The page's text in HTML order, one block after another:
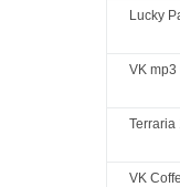
Lucky
VK mp3
Terraria
VK